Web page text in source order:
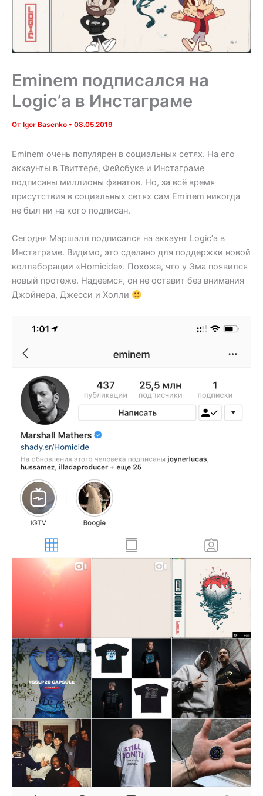
Eminem подписался на
Logic’а в Инстаграме
От Igor Basenko • 08.05.2019
Eminem очень популярен в социальных сетях. На его
аккаунты в Твиттере, Фейсбуке и Инстаграме
подписаны миллионы фанатов. Но, за всё время
присутствия в социальных сетях сам Eminem никогда
не был ни на кого подписан.
Сегодня Маршалл подписался на аккаунт Logic’а в
Инстаграме. Видимо, это сделано для поддержки новой
коллаборации «Homicide». Похоже, что у Эма появился
новый протеже. Надеемся, он не оставит без внимания
Джойнера, Джесси и Холли